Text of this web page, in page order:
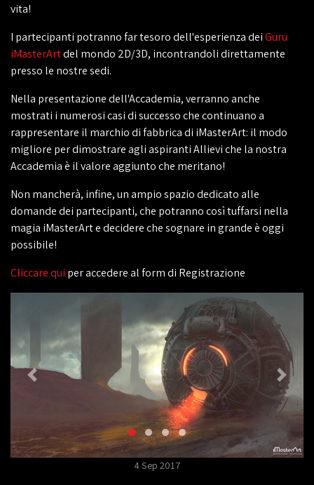
vita!
I partecipanti potranno far tesoro dell'esperienza deiGuru
iMasterArtdel mondo 2D/3D, incontrandoli direttamente
presso le nostre sedi.
Nella presentazione dell'Accademia, verranno anche
mostrati i numerosi casi di successo che continuano a
rappresentare il marchio di fabbrica di iMasterArt: il modo
migliore per dimostrare agli aspiranti Allievi che la nostra
Accademia è il valore aggiunto che meritano!
Non mancherà, infine, un ampio spazio dedicato alle
domande dei partecipanti, che potranno così tuffarsi nella
magia iMasterArt e decidere che sognare in grande è oggi
possibile!
Cliccare qui per accedere al form di Registrazione
4 Sep 2017